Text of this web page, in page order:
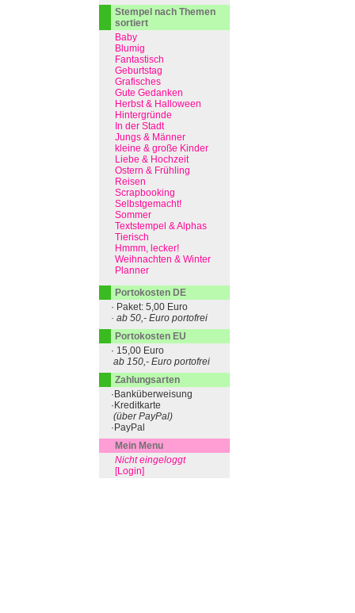
Stempel nach Themen
sortiert
Baby
Blumig
Fantastisch
Geburtstag
Grafisches
Gute Gedanken
Herbst & Halloween
Hintergründe
In der Stadt
Jungs & Männer
kleine & große Kinder
Liebe & Hochzeit
Ostern & Frühling
Reisen
Scrapbooking
Selbstgemacht!
Sommer
Textstempel & Alphas
Tierisch
Hmmm, lecker!
Weihnachten & Winter
Planner
Portokosten DE
· Paket: 5,00 Euro
· ab 50,- Euro portofrei
Portokosten EU
· 15,00 Euro
ab 150,- Euro portofrei
Zahlungsarten
·Banküberweisung
·Kreditkarte
(über PayPal)
·PayPal
Mein Menu
Nicht eingeloggt
[Login]